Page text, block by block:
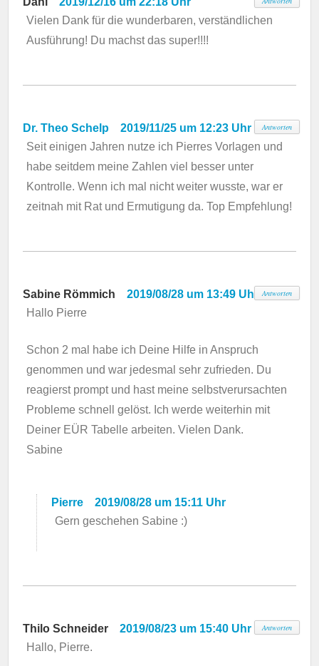
Vielen Dank für die wunderbaren, verständlichen
Ausführung! Du machst das super!!!!
Dr. Theo Schelp
2019/11/25 um 12:23 Uhr
Seit einigen Jahren nutze ich Pierres Vorlagen und
habe seitdem meine Zahlen viel besser unter
Kontrolle. Wenn ich mal nicht weiter wusste, war er
zeitnah mit Rat und Ermutigung da. Top Empfehlung!
Antworten
Sabine Römmich
2019/08/28 um 13:49 Uhr
Hallo Pierre
Schon 2 mal habe ich Deine Hilfe in Anspruch
genommen und war jedesmal sehr zufrieden. Du
reagierst prompt und hast meine selbstverursachten
Probleme schnell gelöst. Ich werde weiterhin mit
Deiner EÜR Tabelle arbeiten. Vielen Dank.
Sabine
Antworten
Pierre
2019/08/28 um 15:11 Uhr
Gern geschehen Sabine :)
Thilo Schneider
2019/08/23 um 15:40 Uhr
Hallo, Pierre.
Antworten